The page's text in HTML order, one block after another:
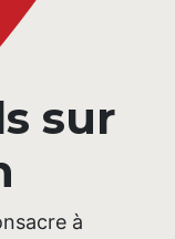
sur
à